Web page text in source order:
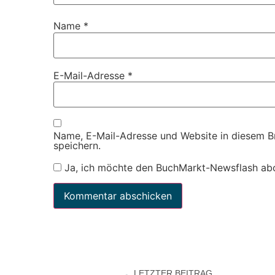
Name *
E-Mail-Adresse *
Name, E-Mail-Adresse und Website in diesem
speichern.
Ja, ich möchte den BuchMarkt-Newsflash
LETZTER BEITRAG